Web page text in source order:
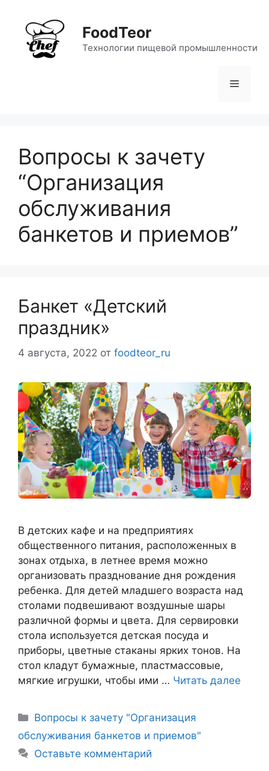
содержимому
FoodTeor
Технологии пищевой промышленности
Меню
Вопросы к зачету
“Организация
обслуживания
банкетов и приемов”
Банкет «Детский
праздник»
4 августа, 2022 от foodteor_ru
В детских кафе и на предприятиях
общественного питания, расположенных в
зонах отдыха, в летнее время можно
организовать празднование дня рождения
ребенка. Для детей младшего возраста над
столами подвешивают воздушные шары
различной формы и цвета. Для сервировки
стола используется детская посуда и
приборы, цветные стаканы ярких тонов. На
стол кладут бумажные, пластмассовые,
мягкие игрушки, чтобы ими … Читать далее
Рубрики
Вопросы к зачету "Организация
обслуживания банкетов и приемов"
Оставьте комментарий